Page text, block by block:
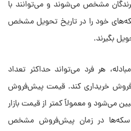
مشخص می‌شوند و می‌توانند با
خود را در تاریخ تحویل مشخص
بگیرند.
هر فرد می‌تواند حداکثر تعداد
خریداری کند. قیمت پیش‌فروش
می‌شود و معمولاً کمتر از قیمت بازار
سکه‌ها در زمان پیش‌فروش مشخص